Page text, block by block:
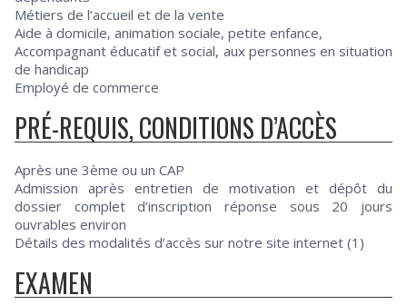
Métiers de l’accueil et de la vente
Aide à domicile, animation sociale, petite enfance,
Accompagnant éducatif et social, aux personnes en situation
de handicap
Employé de commerce
PRÉ-REQUIS, CONDITIONS D’ACCÈS
Après une 3ème ou un CAP
Admission après entretien de motivation et dépôt du
dossier complet d’inscription réponse sous 20 jours
ouvrables environ
Détails des modalités d’accès sur notre site internet (1)
EXAMEN